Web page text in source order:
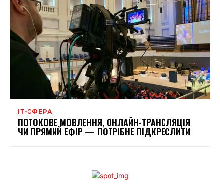
ІТ-СФЕРА
ПОТОКОВЕ МОВЛЕННЯ, ОНЛАЙН-ТРАНСЛЯЦІЯ
ЧИ ПРЯМИЙ ЕФІР — ПОТРІБНЕ ПІДКРЕСЛИТИ